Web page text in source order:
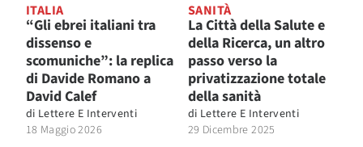
ITALIA
“Gli ebrei italiani tra
dissenso e
scomuniche”: la replica
di Davide Romano a
David Calef
di Lettere E Interventi
18 Maggio 2026
SANITÀ
La Città della Salute e
della Ricerca, un altro
passo verso la
privatizzazione totale
della sanità
di Lettere E Interventi
29 Dicembre 2025